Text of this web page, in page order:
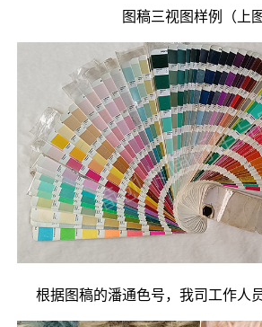
图稿三视图样例（上图
根据图稿的潘通色号，我司工作人